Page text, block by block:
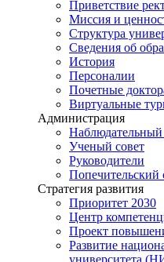
Приветствие
Миссия и
Структура
Сведения об
История
Персоналии
Почетные
Виртуальные
Администрация
Наблюдательный
Ученый совет
Руководители
Попечительский
Стратегия развития
Приоритет 2030
Центр
Проект
Развитие
университета